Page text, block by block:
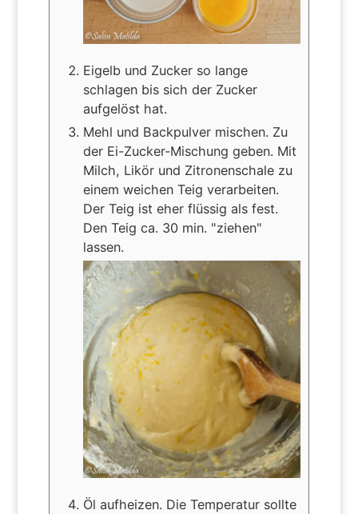
Eigelb und Zucker so lange
schlagen bis sich der Zucker
aufgelöst hat.
Mehl und Backpulver mischen. Zu
der Ei-Zucker-Mischung geben. Mit
Milch, Likör und Zitronenschale zu
einem weichen Teig verarbeiten.
Der Teig ist eher flüssig als fest.
Den Teig ca. 30 min. "ziehen"
lassen.
Öl aufheizen. Die Temperatur sollte